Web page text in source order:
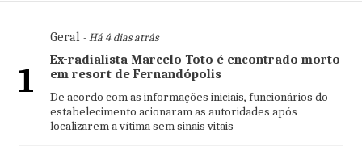
1
Geral- Há 4 dias atrás
Ex-radialista Marcelo Toto é encontrado morto
em resort de Fernandópolis
De acordo com as informações iniciais, funcionários do
estabelecimento acionaram as autoridades após
localizarem a vítima sem sinais vitais